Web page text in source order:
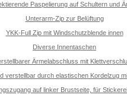
Paspelierung auf Schultern und
Unterarm-Zip zur Belüftung
YKK-Full Zip mit Windschutzblende innen
Diverse Innentaschen
Ärmelabschluss mit
verstellbar durch elastischen Kordelzug
auf linker Brustseite, für